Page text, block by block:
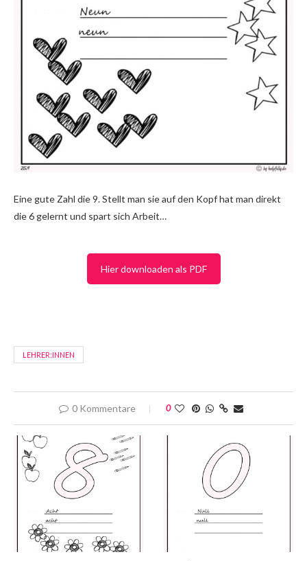
Eine gute Zahl die 9. Stellt man sie auf den Kopf hat man direkt
die 6 gelernt und spart sich Arbeit…
Hier downloaden als PDF
LEHRER:INNEN
0 Kommentare 0